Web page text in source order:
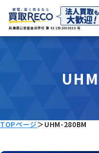
兵庫県公安委員会許可 第 631502000030 号
TOPページ＞ UHM-280BM